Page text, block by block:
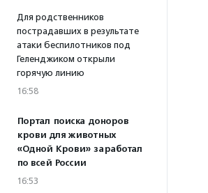
Для родственников
пострадавших в результате
атаки беспилотников под
Геленджиком открыли
горячую линию
16:58
Портал поиска доноров
крови для животных
«Одной Крови» заработал
по всей России
16:53